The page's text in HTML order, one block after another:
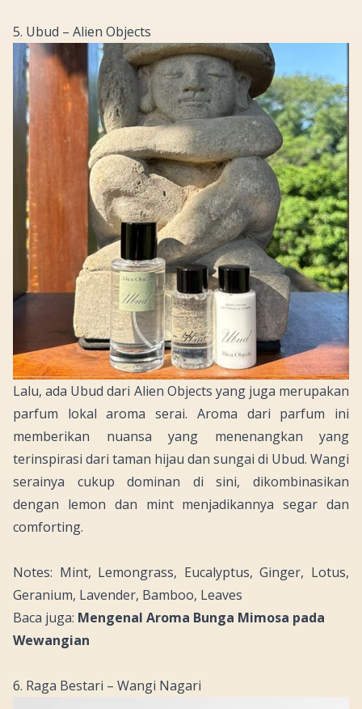
5. Ubud – Alien Objects
Lalu, ada Ubud dari Alien Objects yang juga merupakan
parfum lokal aroma serai. Aroma dari parfum ini
memberikan nuansa yang menenangkan yang
terinspirasi dari taman hijau dan sungai di Ubud. Wangi
serainya cukup dominan di sini, dikombinasikan
dengan lemon dan mint menjadikannya segar dan
comforting.
Notes: Mint, Lemongrass, Eucalyptus, Ginger, Lotus,
Geranium, Lavender, Bamboo, Leaves
Baca juga: Mengenal Aroma Bunga Mimosa pada
Wewangian
6. Raga Bestari – Wangi Nagari